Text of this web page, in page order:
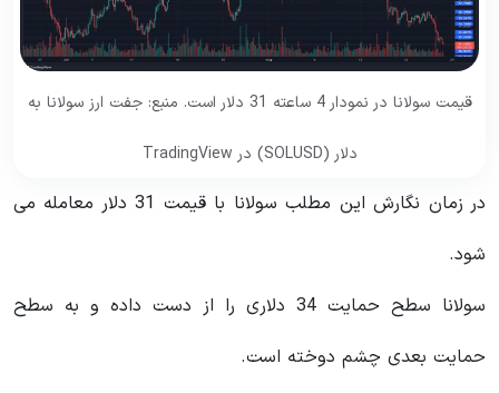
قیمت سولانا در نمودار 4 ساعته 31 دلار است. منبع: جفت ارز سولانا به
دلار (SOLUSD) در TradingView
در زمان نگارش این مطلب سولانا با قیمت 31 دلار معامله می
شود.
سولانا سطح حمایت 34 دلاری را از دست داده و به سطح
حمایت بعدی چشم دوخته است.